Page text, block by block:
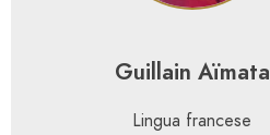
Guillain Aïmata
Lingua francese